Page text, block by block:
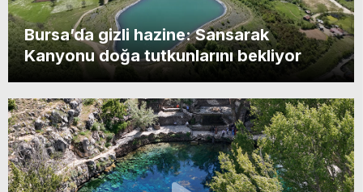
Bursa’da gizli hazine: Sansarak
Kanyonu doğa tutkunlarını bekliyor